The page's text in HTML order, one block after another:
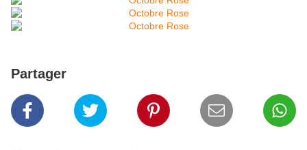
Partager